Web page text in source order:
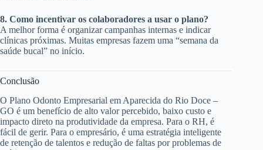
8. Como incentivar os colaboradores a usar o plano?
A melhor forma é organizar campanhas internas e indicar
clínicas próximas. Muitas empresas fazem uma “semana da
saúde bucal” no início.
Conclusão
O Plano Odonto Empresarial em Aparecida do Rio Doce –
GO é um benefício de alto valor percebido, baixo custo e
impacto direto na produtividade da empresa. Para o RH, é
fácil de gerir. Para o empresário, é uma estratégia inteligente
de retenção de talentos e redução de faltas por problemas de